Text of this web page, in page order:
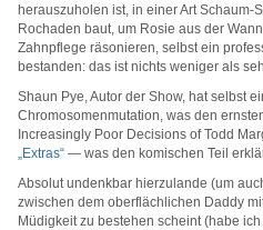
herauszuholen ist, in einer Art
Rochaden baut, um Rosie aus der
Zahnpflege räsonieren, selbst ein
bestanden: das ist nichts weniger als
Shaun Pye, Autor der Show, hat selbst
Chromosomenmutation, was den
Increasingly Poor Decisions of Todd
„Extras“ — was den komischen Teil
Absolut undenkbar hierzulande (um
zwischen dem oberflächlichen Daddy
Müdigkeit zu bestehen scheint (habe